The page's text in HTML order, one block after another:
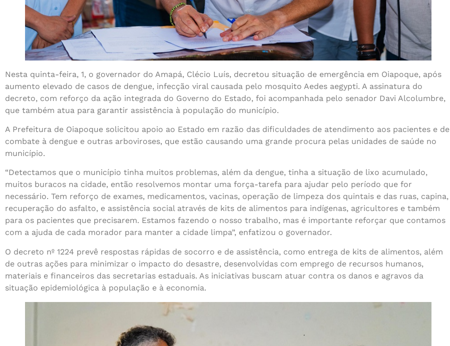
Nesta quinta-feira, 1, o governador do Amapá, Clécio Luís, decretou situação de emergência em Oiapoque, após
aumento elevado de casos de dengue, infecção viral causada pelo mosquito Aedes aegypti. A assinatura do
decreto, com reforço da ação integrada do Governo do Estado, foi acompanhada pelo senador Davi Alcolumbre,
que também atua para garantir assistência à população do município.
A Prefeitura de Oiapoque solicitou apoio ao Estado em razão das dificuldades de atendimento aos pacientes e de
combate à dengue e outras arboviroses, que estão causando uma grande procura pelas unidades de saúde no
município.
“Detectamos que o município tinha muitos problemas, além da dengue, tinha a situação de lixo acumulado,
muitos buracos na cidade, então resolvemos montar uma força-tarefa para ajudar pelo período que for
necessário. Tem reforço de exames, medicamentos, vacinas, operação de limpeza dos quintais e das ruas, capina,
recuperação do asfalto, e assistência social através de kits de alimentos para indígenas, agricultores e também
para os pacientes que precisarem. Estamos fazendo o nosso trabalho, mas é importante reforçar que contamos
com a ajuda de cada morador para manter a cidade limpa”, enfatizou o governador.
O decreto nº 1224 prevê respostas rápidas de socorro e de assistência, como entrega de kits de alimentos, além
de outras ações para minimizar o impacto do desastre, desenvolvidas com emprego de recursos humanos,
materiais e financeiros das secretarias estaduais. As iniciativas buscam atuar contra os danos e agravos da
situação epidemiológica à população e à economia.